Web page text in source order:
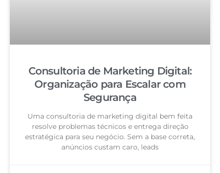
Consultoria de Marketing Digital:
Organização para Escalar com
Segurança
Uma consultoria de marketing digital bem feita
resolve problemas técnicos e entrega direção
estratégica para seu negócio. Sem a base correta,
anúncios custam caro, leads